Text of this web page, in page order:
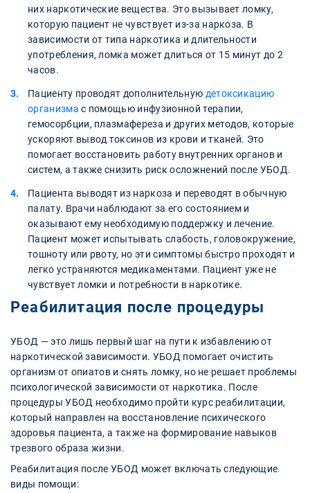
них наркотические вещества. Это вызывает ломку,
которую пациент не чувствует из-за наркоза. В
зависимости от типа наркотика и длительности
употребления, ломка может длиться от 15 минут до 2
часов.
Пациенту проводят дополнительную детоксикацию
организма с помощью инфузионной терапии,
гемосорбции, плазмафереза и других методов, которые
ускоряют вывод токсинов из крови и тканей. Это
помогает восстановить работу внутренних органов и
систем, а также снизить риск осложнений после УБОД.
Пациента выводят из наркоза и переводят в обычную
палату. Врачи наблюдают за его состоянием и
оказывают ему необходимую поддержку и лечение.
Пациент может испытывать слабость, головокружение,
тошноту или рвоту, но эти симптомы быстро проходят и
легко устраняются медикаментами. Пациент уже не
чувствует ломки и потребности в наркотике.
Реабилитация после процедуры
УБОД — это лишь первый шаг на пути к избавлению от
наркотической зависимости. УБОД помогает очистить
организм от опиатов и снять ломку, но не решает проблемы
психологической зависимости от наркотика. После
процедуры УБОД необходимо пройти курс реабилитации,
который направлен на восстановление психического
здоровья пациента, а также на формирование навыков
трезвого образа жизни.
Реабилитация после УБОД может включать следующие
виды помощи: